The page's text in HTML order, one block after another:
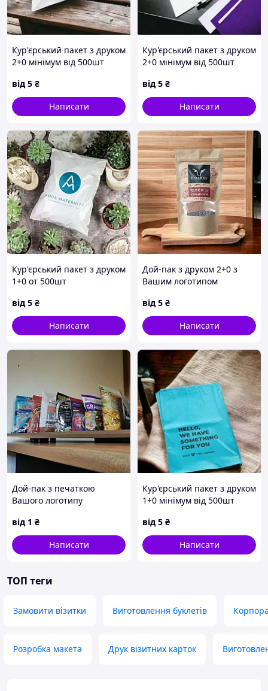
Кур'єрський пакет з друком
2+0 мінімум від 500шт
від 5 ₴
Написати
Кур'єрський пакет з друком
2+0 мінімум від 500шт
від 5 ₴
Написати
Кур'єрський пакет з друком
1+0 от 500шт
від 5 ₴
Написати
Дой-пак з друком 2+0 з
Вашим логотипом
від 5 ₴
Написати
Дой-пак з печаткою
Вашого логотипу
від 1 ₴
Написати
Кур'єрський пакет з друком
1+0 мінімум від 500шт
від 5 ₴
Написати
ТОП теги
Замовити візитки Виготовлення буклетів
Розробка макета Друк візитних карток